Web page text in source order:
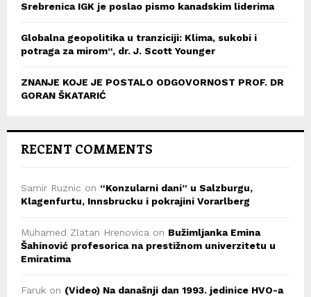
Srebrenica IGK je poslao pismo kanadskim liderima
Globalna geopolitika u tranziciji: Klima, sukobi i
potraga za mirom“, dr. J. Scott Younger
ZNANJE KOJE JE POSTALO ODGOVORNOST PROF. DR
GORAN ŠKATARIĆ
RECENT COMMENTS
Samir Ruznic on “Konzularni dani” u Salzburgu,
Klagenfurtu, Innsbrucku i pokrajini Vorarlberg
Muhamed Zlatan Hrenovica on Bužimljanka Emina
Šahinović profesorica na prestižnom univerzitetu u
Emiratima
Faruk on (Video) Na današnji dan 1993. jedinice HVO-a